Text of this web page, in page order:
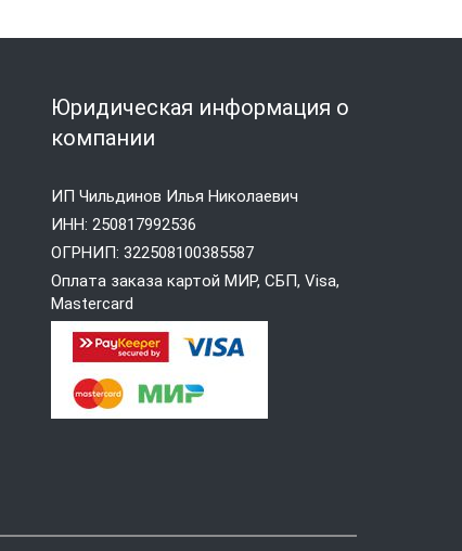
Юридическая информация о
компании
ИП Чильдинов Илья Николаевич
ИНН: 250817992536
ОГРНИП: 322508100385587
Оплата заказа картой МИР, СБП, Visa,
Mastercard